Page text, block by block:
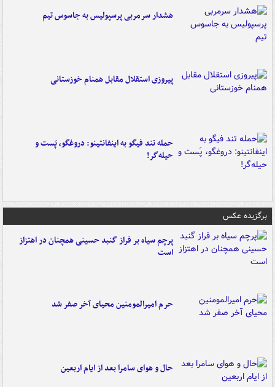
هشدار سرمربی پرسپولیس به جاسوس تیم
پیروزی استقلال مقابل همنام خوزستانی
حمله تند فیگو به اینفانتینو: دروغگو، پَست‌ و
حیله‌گر!
برگزیده عکس
پرچم سیاه بر فراز گنبد حسینی همچنان در اهتزاز
است
حرم امیرالمومنین محیای آخر صفر شد
حال و هوای سامرا بعد از ایام اربعین